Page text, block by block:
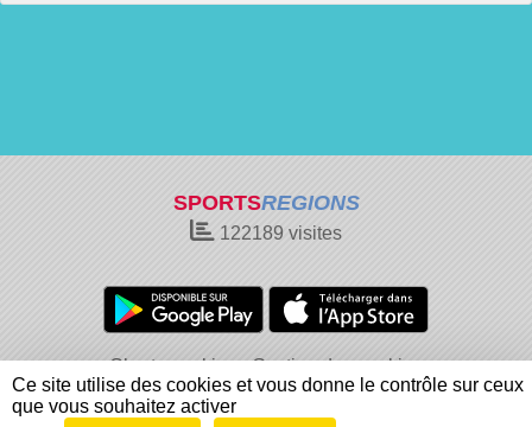
SPORTSREGIONS
122189 visites
Charte cookies
Gestion des cookies
Informations légales
Signaler un contenu inapproprié
Ce site utilise des cookies et vous donne le contrôle sur ceux
que vous souhaitez activer